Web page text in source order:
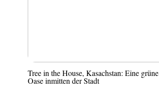
Tree in the House, Kasachstan: Eine grüne
Oase inmitten der Stadt